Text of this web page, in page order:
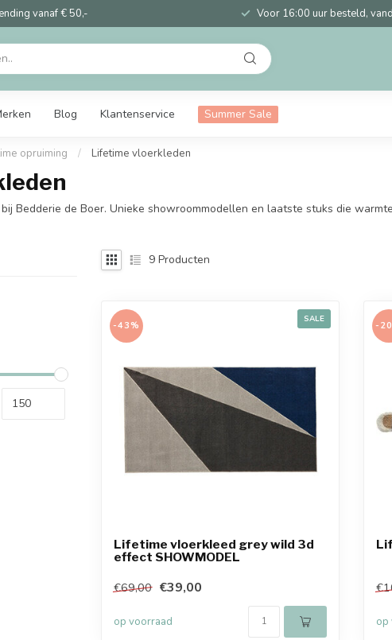
vanaf € 50,- Voor 16:00 uur besteld,
Blog Klantenservice Summer Sale
opruiming / Lifetime vloerkleden
Bedderie de Boer. Unieke showroommodellen en laatste stuks die
9 Producten
SALE
-43%
Lifetime vloerkleed grey wild 3d
effect SHOWMODEL
€69,00 €39,00
op voorraad
-
op